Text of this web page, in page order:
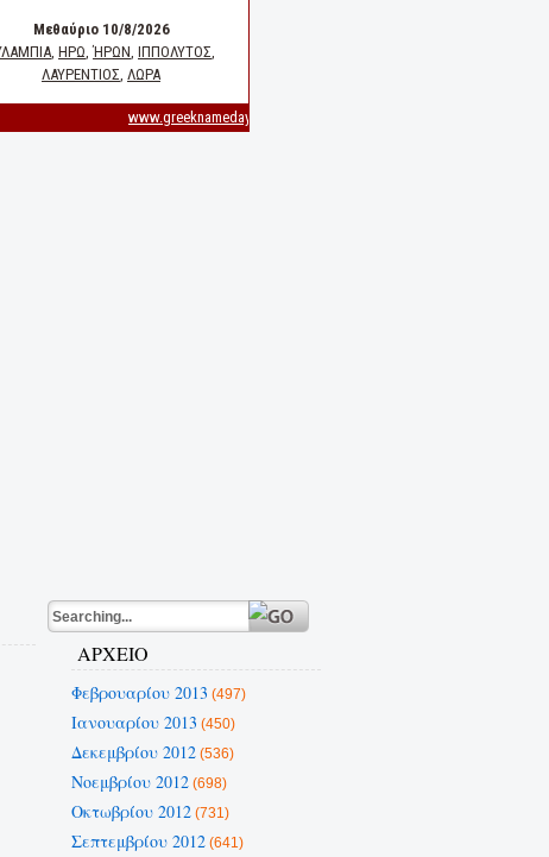
ΑΡΧΕΙΟ
Φεβρουαρίου 2013 (497)
Ιανουαρίου 2013 (450)
Δεκεμβρίου 2012(536)
Νοεμβρίου 2012(698)
Οκτωβρίου 2012(731)
Σεπτεμβρίου 2012(641)